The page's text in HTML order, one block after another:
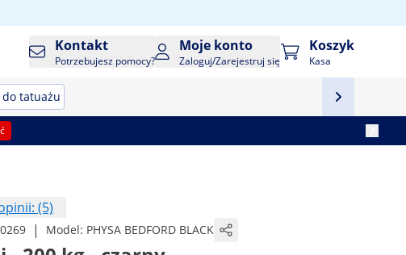
Kontakt
Potrzebujesz pomocy?
Moje konto
Zaloguj/Zarejestruj się
Koszyk
Kasa
do tatuażu
(5)
| Model: PHYSA BEDFORD BLACK